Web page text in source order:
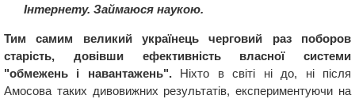
Інтернету. Займаюся наукою.
Тим самим великий українець черговий раз поборов
старість, довівши ефективність власної системи
"обмежень і навантажень".Ніхто в світі ні до, ні після
Амосова таких дивовижних результатів, експериментуючи на